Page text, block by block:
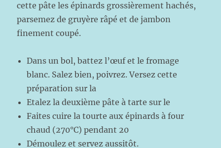
cette pâte les épinards grossièrement hachés,
parsemez de gruyère râpé et de jambon
finement coupé.
Dans un bol, battez l’œuf et le fromage
blanc. Salez bien, poivrez. Versez cette
préparation sur la
Etalez la deuxième pâte à tarte sur le
Faites cuire la tourte aux épinards à four
chaud (270°C) pendant 20
Démoulez et servez aussitôt.